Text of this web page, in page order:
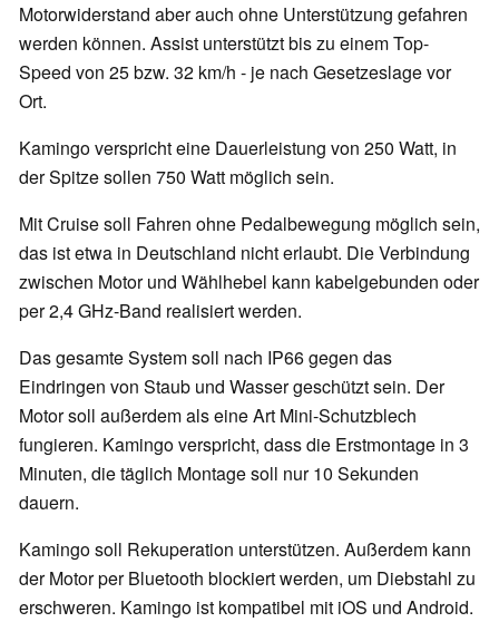
Motorwiderstand aber auch ohne Unterstützung gefahren
werden können. Assist unterstützt bis zu einem Top-
Speed von 25 bzw. 32 km/h - je nach Gesetzeslage vor
Ort.
Kamingo verspricht eine Dauerleistung von 250 Watt, in
der Spitze sollen 750 Watt möglich sein.
Mit Cruise soll Fahren ohne Pedalbewegung möglich sein,
das ist etwa in Deutschland nicht erlaubt. Die Verbindung
zwischen Motor und Wählhebel kann kabelgebunden oder
per 2,4 GHz-Band realisiert werden.
Das gesamte System soll nach IP66 gegen das
Eindringen von Staub und Wasser geschützt sein. Der
Motor soll außerdem als eine Art Mini-Schutzblech
fungieren. Kamingo verspricht, dass die Erstmontage in 3
Minuten, die täglich Montage soll nur 10 Sekunden
dauern.
Kamingo soll Rekuperation unterstützen. Außerdem kann
der Motor per Bluetooth blockiert werden, um Diebstahl zu
erschweren. Kamingo ist kompatibel mit iOS und Android.